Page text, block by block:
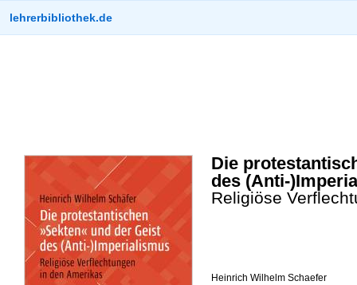
lehrerbibliothek.de
Die
des (Anti-
Religiöse
Heinrich Wilhelm Schaefer